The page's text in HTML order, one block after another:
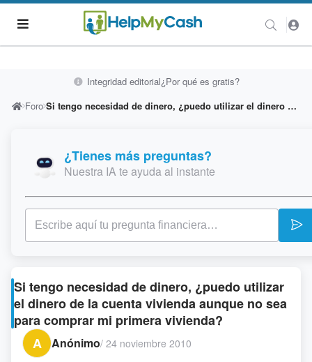
Integridad editorial¿Por qué es gratis?
Foro
Si tengo necesidad de dinero, ¿puedo utilizar el dinero de la cuenta vivienda aunque no sea para comprar mi primera vivienda?
¿Tienes más preguntas?
Nuestra IA te ayuda al instante
Si tengo necesidad de dinero, ¿puedo utilizar
el dinero de la cuenta vivienda aunque no sea
para comprar mi primera vivienda?
A
Anónimo/ 24 noviembre 2010